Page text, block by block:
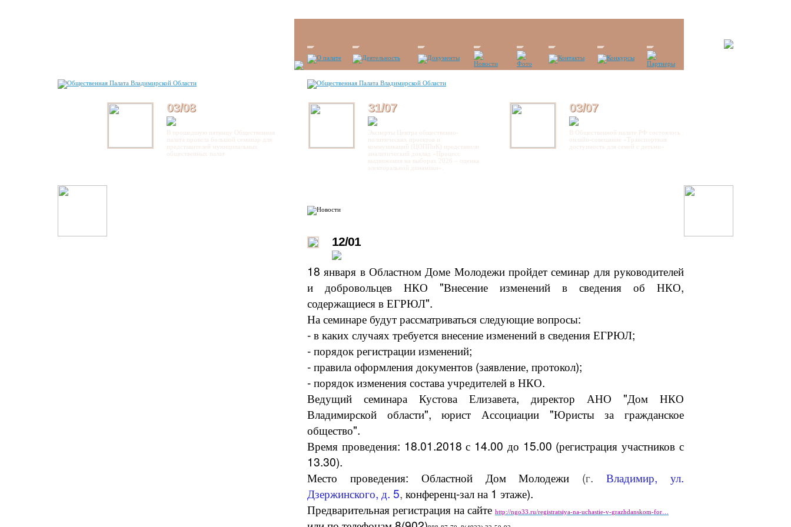
03/08
В прошедшую пятницу Общественная
палата провела большой семинар для
представителей муниципальных
общественных палат
31/07
Эксперты Центра общественно-
политических проектов и
коммуникаций (ЦОППиК) представили
аналитический доклад «Процесс
выдвижения на выборах 2026 – оценка
электоральной динамики».
03/07
В Общественной палате РФ состоялось
онлайн-совещание «Транспортная
доступность для семей с детьми»
12/01
18 января в Областном Доме Молодежи пройдет семинар для руководителей
и добровольцев НКО "Внесение изменений в сведения об НКО,
содержащиеся в ЕГРЮЛ".
На семинаре будут рассматриваться следующие вопросы:
- в каких случаях требуется внесение изменений в сведения ЕГРЮЛ;
- порядок регистрации изменений;
- правила оформления документов (заявление, протокол);
- порядок изменения состава учредителей в НКО.
Ведущий семинара Кустова Елизавета, директор АНО "Дом НКО
Владимирской области", юрист Ассоциации "Юристы за гражданское
общество".
Время проведения: 18.01.2018 с 14.00 до 15.00 (регистрация участников с
13.30).
Место проведения: Областной Дом Молодежи (г.Владимир, ул.
Дзержинского, д. 5, конференц-зал на 1 этаже).
Предварительная регистрация на сайте http://ngo33.ru/registratsiya-na-uchastie-v-grazhdanskom-for…